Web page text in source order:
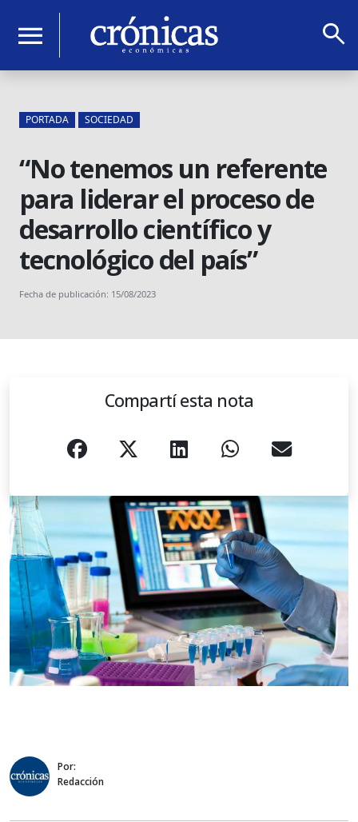
menu search
PORTADA SOCIEDAD
“No tenemos un referente
para liderar el proceso de
desarrollo científico y
tecnológico del país”
Fecha de publicación: 15/08/2023
Compartí esta nota
Por:
Redacción